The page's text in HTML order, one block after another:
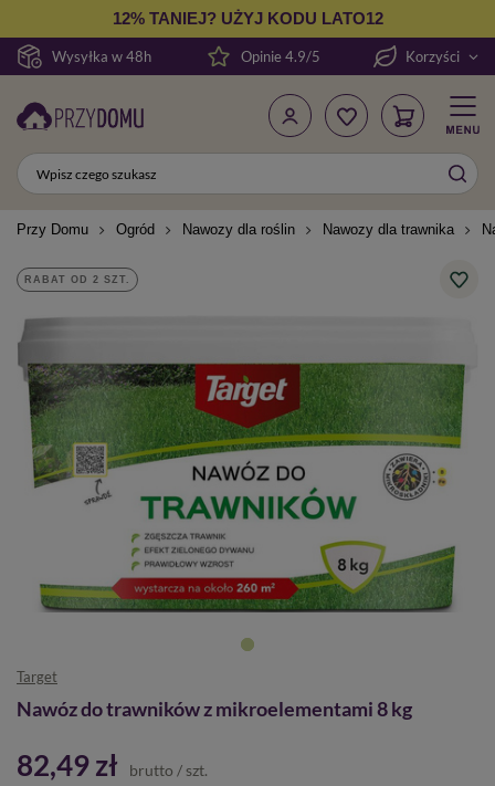
Wysyłka w 48h
12% TANIEJ? UŻYJ KODU LATO12
Opinie 4.9/5 Korzyści
Przy Domu Ogród Nawozy dla roślin Nawozy dla trawnika
RABAT OD 2 SZT.
Target
Nawóz do trawników z mikroelementami 8 kg
82,49 zł brutto / szt.